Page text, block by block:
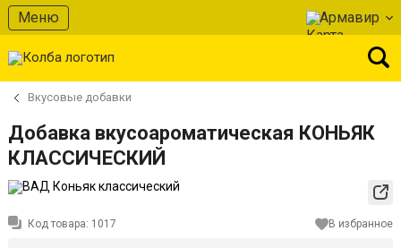
Меню Армавир
Вкусовые добавки
Добавка вкусоароматическая КОНЬЯК
КЛАССИЧЕСКИЙ
Код товара: 1017 В избранное